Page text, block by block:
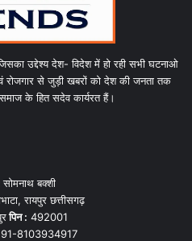
उद्देश्य देश- विदेश में हो रही सभी घटनाओ
रोजगार से जुड़ी खबरों को देश की जनता तक
के हित सदेव कार्यरत हैं।
सोमनाथ बक्शी
रायपुर छत्तीसगढ़
पिन : 492001
8103934917